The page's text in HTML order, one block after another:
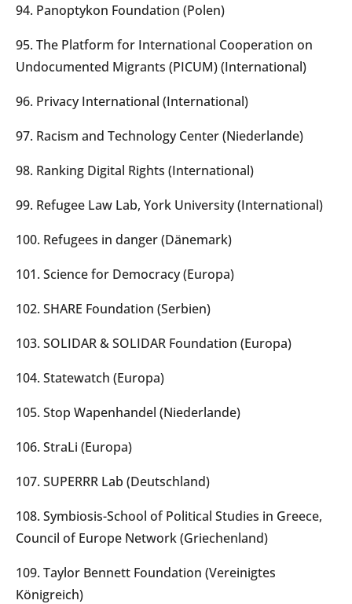
94. Panoptykon Foundation (Polen)
95. The Platform for International Cooperation on
Undocumented Migrants (PICUM) (International)
96. Privacy International (International)
97. Racism and Technology Center (Niederlande)
98. Ranking Digital Rights (International)
99. Refugee Law Lab, York University (International)
100. Refugees in danger (Dänemark)
101. Science for Democracy (Europa)
102. SHARE Foundation (Serbien)
103. SOLIDAR & SOLIDAR Foundation (Europa)
104. Statewatch (Europa)
105. Stop Wapenhandel (Niederlande)
106. StraLi (Europa)
107. SUPERRR Lab (Deutschland)
108. Symbiosis-School of Political Studies in Greece,
Council of Europe Network (Griechenland)
109. Taylor Bennett Foundation (Vereinigtes
Königreich)